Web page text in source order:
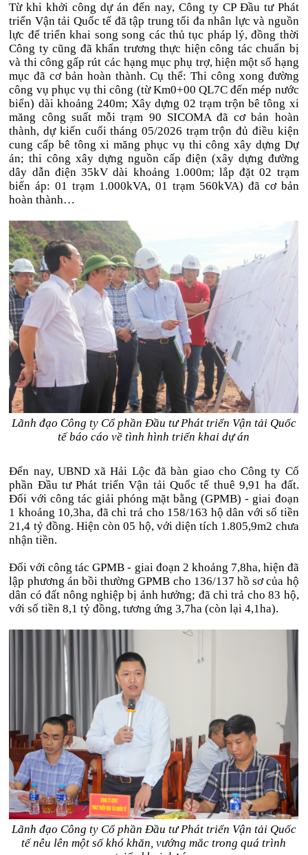
Từ khi khởi công dự án đến nay, Công ty CP Đầu tư Phát
triển Vận tải Quốc tế đã tập trung tối đa nhân lực và nguồn
lực để triển khai song song các thủ tục pháp lý, đồng thời
Công ty cũng đã khẩn trương thực hiện công tác chuẩn bị
và thi công gấp rút các hạng mục phụ trợ, hiện một số hạng
mục đã cơ bản hoàn thành. Cụ thể: Thi công xong đường
công vụ phục vụ thi công (từ Km0+00 QL7C đến mép nước
biển) dài khoảng 240m; Xây dựng 02 trạm trộn bê tông xi
măng công suất mỗi trạm 90 SICOMA đã cơ bản hoàn
thành, dự kiến cuối tháng 05/2026 trạm trộn đủ điều kiện
cung cấp bê tông xi măng phục vụ thi công xây dựng Dự
án; thi công xây dựng nguồn cấp điện (xây dựng đường
dây dẫn điện 35kV dài khoảng 1.000m; lắp đặt 02 trạm
biến áp: 01 trạm 1.000kVA, 01 trạm 560kVA) đã cơ bản
hoàn thành…
Lãnh đạo Công ty Cổ phần Đầu tư Phát triển Vận tải Quốc
tế báo cáo về tình hình triển khai dự án
Đến nay, UBND xã Hải Lộc đã bàn giao cho Công ty Cổ
phần Đầu tư Phát triển Vận tải Quốc tế thuê 9,91 ha đất.
Đối với công tác giải phóng mặt bằng (GPMB) - giai đoạn
1 khoảng 10,3ha, đã chi trả cho 158/163 hộ dân với số tiền
21,4 tỷ đồng. Hiện còn 05 hộ, với diện tích 1.805,9m2 chưa
nhận tiền.
Đối với công tác GPMB - giai đoạn 2 khoảng 7,8ha, hiện đã
lập phương án bồi thường GPMB cho 136/137 hồ sơ của hộ
dân có đất nông nghiệp bị ảnh hưởng; đã chi trả cho 83 hộ,
với số tiền 8,1 tỷ đồng, tương ứng 3,7ha (còn lại 4,1ha).
Lãnh đạo Công ty Cổ phần Đầu tư Phát triển Vận tải Quốc
tế nêu lên một số khó khăn, vướng mắc trong quá trình